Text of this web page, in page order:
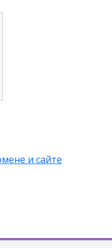
и сайте